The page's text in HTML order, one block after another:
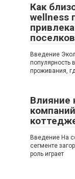
Как
wellness
поселков
Введение
популярность
проживания,
Влияние
Введение На
сегменте
роль играет